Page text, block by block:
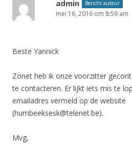
admin Bericht auteur
mei 16, 2016 om 8:59 am
Beste Yannick
Zonet heb ik onze voorzitter
te contacteren. Er lijkt iets mis te
emailadres vermeld op de website
(humbeeksesk@telenet.be).
Mvg,